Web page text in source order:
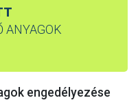
ANYAGOK
engedélyezése